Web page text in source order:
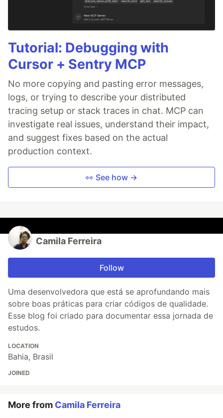
Tutorial: Debugging with
Cursor + Sentry MCP
No more copying and pasting error messages,
logs, or trying to describe your distributed
tracing setup or stack traces in chat. MCP can
investigate real issues, understand their impact,
and suggest fixes based on the actual
production context.
👀 See how →
Camila Ferreira
Follow
Uma desenvolvedora que está se aprofundando mais
sobre boas práticas para criar códigos de qualidade.
Esse blog foi criado para documentar essa jornada de
estudos.
LOCATION
Bahia, Brasil
JOINED
More from Camila Ferreira